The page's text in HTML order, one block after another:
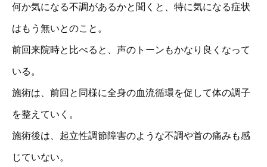
何か気になる不調があるかと聞くと、特に気になる症状
はもう無いとのこと。
前回来院時と比べると、声のトーンもかなり良くなって
いる。
施術は、前回と同様に全身の血流循環を促して体の調子
を整えていく。
施術後は、起立性調節障害のような不調や首の痛みも感
じていない。